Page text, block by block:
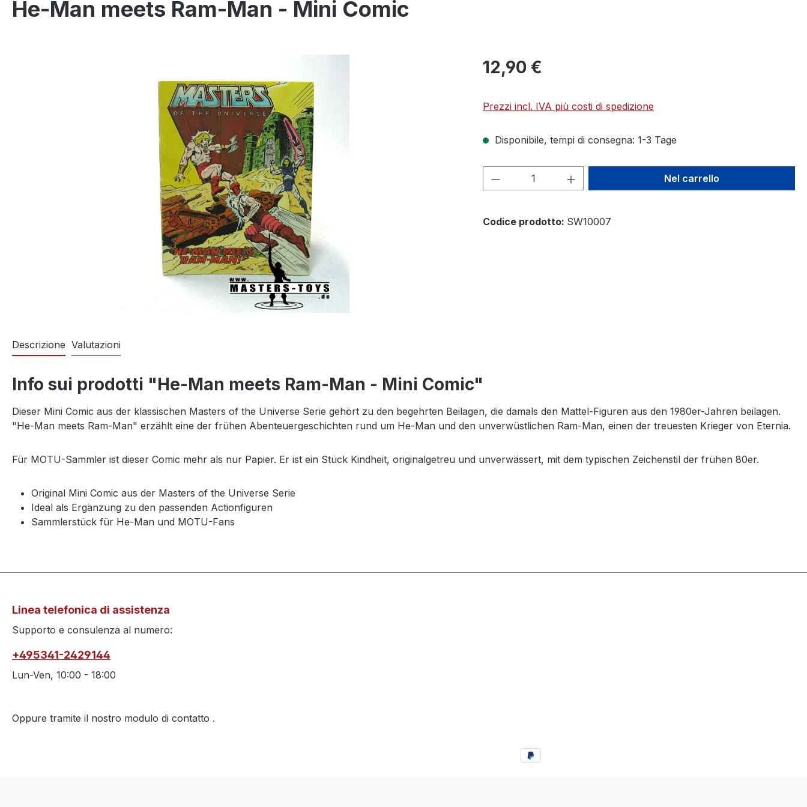
He-Man meets Ram-Man - Mini Comic
12,90 €
Prezzi incl. IVA più costi di spedizione
Disponibile, tempi di consegna: 1-3 Tage
Quantità del prodotto: inserisci la quantità
Nel carrello
Codice prodotto: SW10007
Descrizione Valutazioni
Info sui prodotti "He-Man meets Ram-Man - Mini Comic"
Dieser Mini Comic aus der klassischen Masters of the Universe Serie gehört zu den begehrten Beilagen, die damals den Mattel-Figuren aus den 1980er-Jahren beilagen.
"He-Man meets Ram-Man" erzählt eine der frühen Abenteuergeschichten rund um He-Man und den unverwüstlichen Ram-Man, einen der treuesten Krieger von Eternia.
Für MOTU-Sammler ist dieser Comic mehr als nur Papier. Er ist ein Stück Kindheit, originalgetreu und unverwässert, mit dem typischen Zeichenstil der frühen 80er.
Original Mini Comic aus der Masters of the Universe Serie
Ideal als Ergänzung zu den passenden Actionfiguren
Sammlerstück für He-Man und MOTU-Fans
Linea telefonica di assistenza
Supporto e consulenza al numero:
+495341-2429144
Lun-Ven, 10:00 - 18:00
Oppure tramite il nostro modulo di contatto .